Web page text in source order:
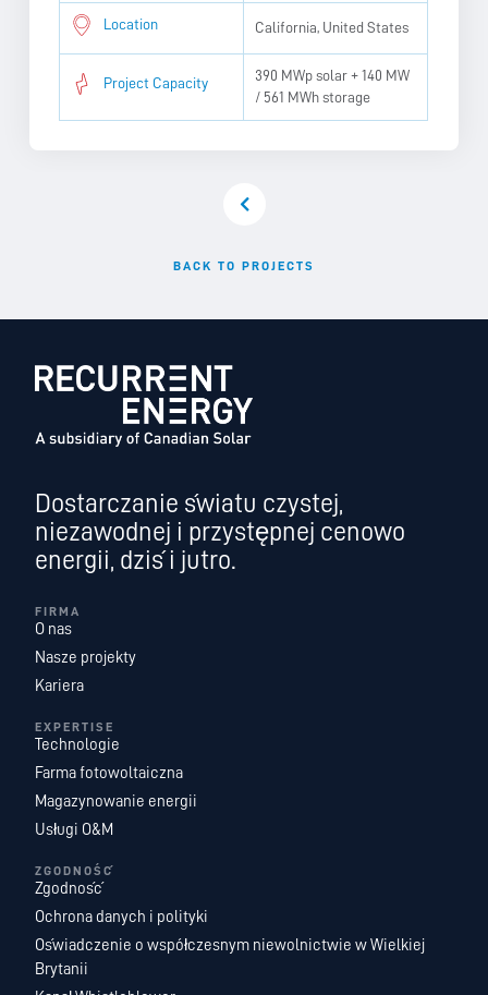
Location California, United States
Project Capacity
390 MWp solar + 140 MW
/ 561 MWh storage
BACK TO PROJECTS
Dostarczanie światu czystej,
niezawodnej i przystępnej cenowo
energii, dziś i jutro.
FIRMA
O nas
Nasze projekty
Kariera
EXPERTISE
Technologie
Farma fotowoltaiczna
Magazynowanie energii
Usługi O&M
ZGODNOŚĆ
Zgodność
Ochrona danych i polityki
Oświadczenie o współczesnym niewolnictwie w Wielkiej
Brytanii